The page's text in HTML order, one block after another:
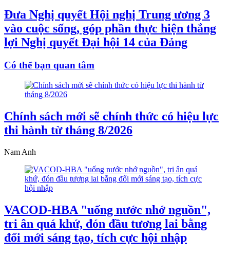
Đưa Nghị quyết Hội nghị Trung ương 3
vào cuộc sống, góp phần thực hiện thắng
lợi Nghị quyết Đại hội 14 của Đảng
Có thể bạn quan tâm
Chính sách mới sẽ chính thức có hiệu lực
thi hành từ tháng 8/2026
Nam Anh
VACOD-HBA "uống nước nhớ nguồn",
tri ân quá khứ, đón đầu tương lai bằng
đổi mới sáng tạo, tích cực hội nhập